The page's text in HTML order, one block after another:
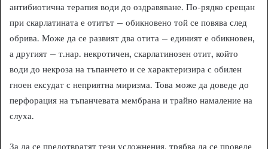
антибиотична терапия води до оздравяване. По-рядко срещан
при скарлатината е отитът – обикновено той се повява след
обрива. Може да се развият два отита – единият е обикновен,
а другият – т.нар. некротичен, скарлатинозен отит, който
води до некроза на тъпанчето и се характеризира с обилен
гноен ексудат с неприятна миризма. Това може да доведе до
перфорация на тъпанчевата мембрана и трайно намаление на
слуха.
За да се предотвратят тези усложнения, трябва да се проведе